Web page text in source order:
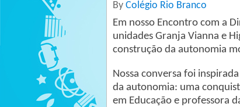
By Colégio Rio Branco
Em nosso Encontro com a
unidades Granja Vianna e
construção da autonomia
Nossa conversa foi
da autonomia: uma
em Educação e professora